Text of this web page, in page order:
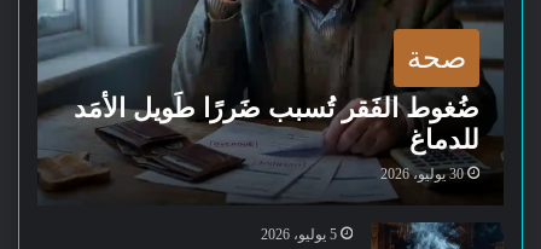
صحة
ضُغوط الفَقر تُسبب ضَررًا طَويل الأمَد
للدماغ
30 يوليو، 2026
5 يوليو، 2026